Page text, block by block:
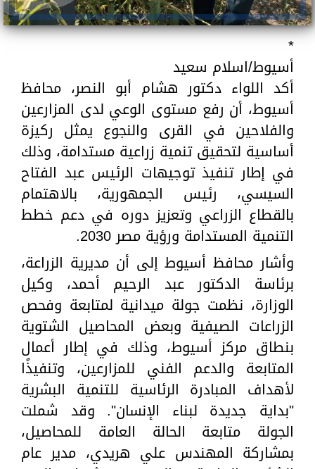
*
أسيوط/اسلام سعيد
أكد اللواء دكتور هشام أبو النصر، محافظ
أسيوط، أن رفع مستوى الوعي لدى المزارعين
والفلاحين في القرى والنجوع يمثل ركيزة
أساسية لتحقيق تنمية زراعية مستدامة، وذلك
في إطار تنفيذ توجيهات الرئيس عبد الفتاح
السيسي، رئيس الجمهورية، بالاهتمام
بالقطاع الزراعي وتعزيز دوره في دعم خطط
التنمية المستدامة ورؤية مصر 2030.
وأشار محافظ أسيوط إلى أن مديرية الزراعة،
برئاسة الدكتور عبد الرحيم أحمد، وكيل
الوزارة، نظمت جولة ميدانية لمتابعة وفحص
الزراعات الصيفية وبعض المحاصيل الشتوية
بنطاق مركز أسيوط، وذلك في إطار أعمال
المتابعة والدعم الفني للمزارعين، وتنفيذًا
لأهداف المبادرة الرئاسية للتنمية البشرية
"بداية جديدة لبناء الإنسان". وقد شملت
الجولة متابعة الحالة العامة للمحاصيل،
بمشاركة المهندس علي هريدي، مدير عام